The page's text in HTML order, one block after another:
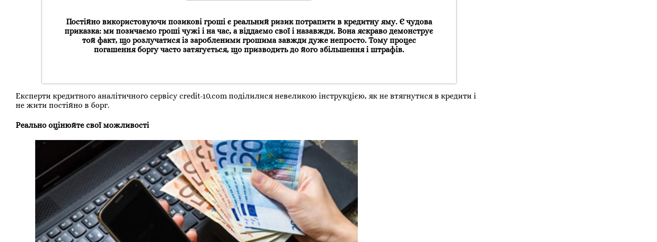
Постійно використовуючи позикові гроші є реальний ризик потрапити в кредитну яму. Є чудова
приказка: ми позичаємо гроші чужі і на час, а віддаємо свої і назавжди. Вона яскраво демонструє
той факт, що розлучатися із заробленими грошима завжди дуже непросто. Тому процес
погашення боргу часто затягується, що призводить до його збільшення і штрафів.
Експерти кредитного аналітичного сервісу credit-10.com поділилися невеликою інструкцією, як не втягнутися в кредити і
не жити постійно в борг.
Реально оцінюйте свої можливості